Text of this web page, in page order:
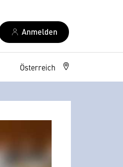
Anmelden
Österreich